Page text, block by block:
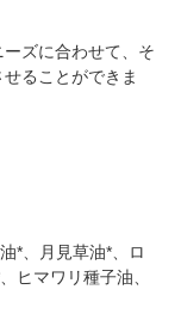
ズに合わせて、そ
ることができま
*、月見草油*、ロ
ヒマワリ種子油、